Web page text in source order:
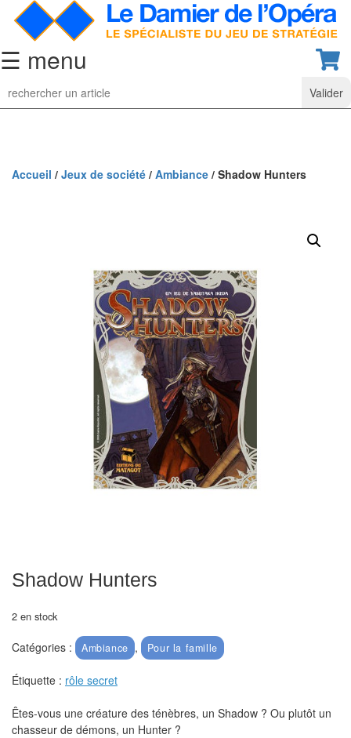
☰ menu
Jeu
d’Echecs
collection
électroniques
Pièces
Ecoles
&
muraux/Plein
air
Accueil / Jeux de société / Ambiance / Shadow Hunters
Shadow Hunters
2 en stock
Catégories : Ambiance , Pour la famille
Étiquette : rôle secret
Êtes-vous une créature des ténèbres, un Shadow ? Ou plutôt un
chasseur de démons, un Hunter ?